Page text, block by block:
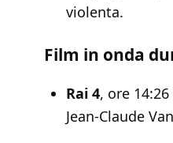
violenta.
Film in onda
Rai 4, ore 14:26
Jean-Claude